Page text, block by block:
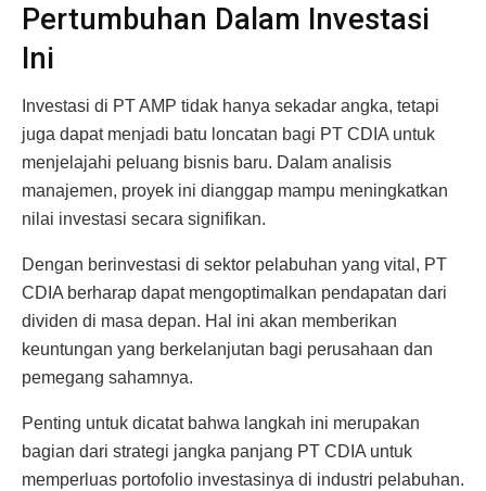
Pertumbuhan Dalam Investasi
Ini
Investasi di PT AMP tidak hanya sekadar angka, tetapi
juga dapat menjadi batu loncatan bagi PT CDIA untuk
menjelajahi peluang bisnis baru. Dalam analisis
manajemen, proyek ini dianggap mampu meningkatkan
nilai investasi secara signifikan.
Dengan berinvestasi di sektor pelabuhan yang vital, PT
CDIA berharap dapat mengoptimalkan pendapatan dari
dividen di masa depan. Hal ini akan memberikan
keuntungan yang berkelanjutan bagi perusahaan dan
pemegang sahamnya.
Penting untuk dicatat bahwa langkah ini merupakan
bagian dari strategi jangka panjang PT CDIA untuk
memperluas portofolio investasinya di industri pelabuhan.